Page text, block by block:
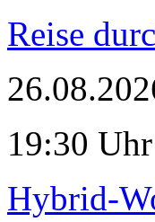
Reise
19:30 Uhr
Hybrid-